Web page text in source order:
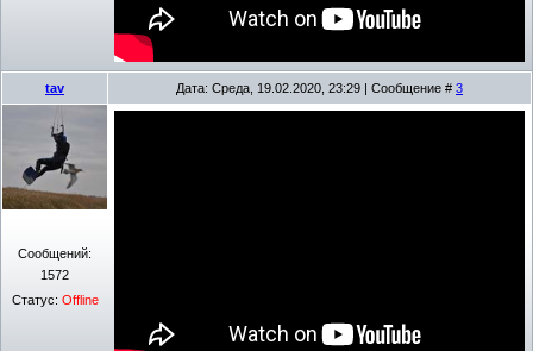
tav Дата: Среда, 19.02.2020, 23:29 | Сообщение # 3
Сообщений:
1572
Статус: Offline